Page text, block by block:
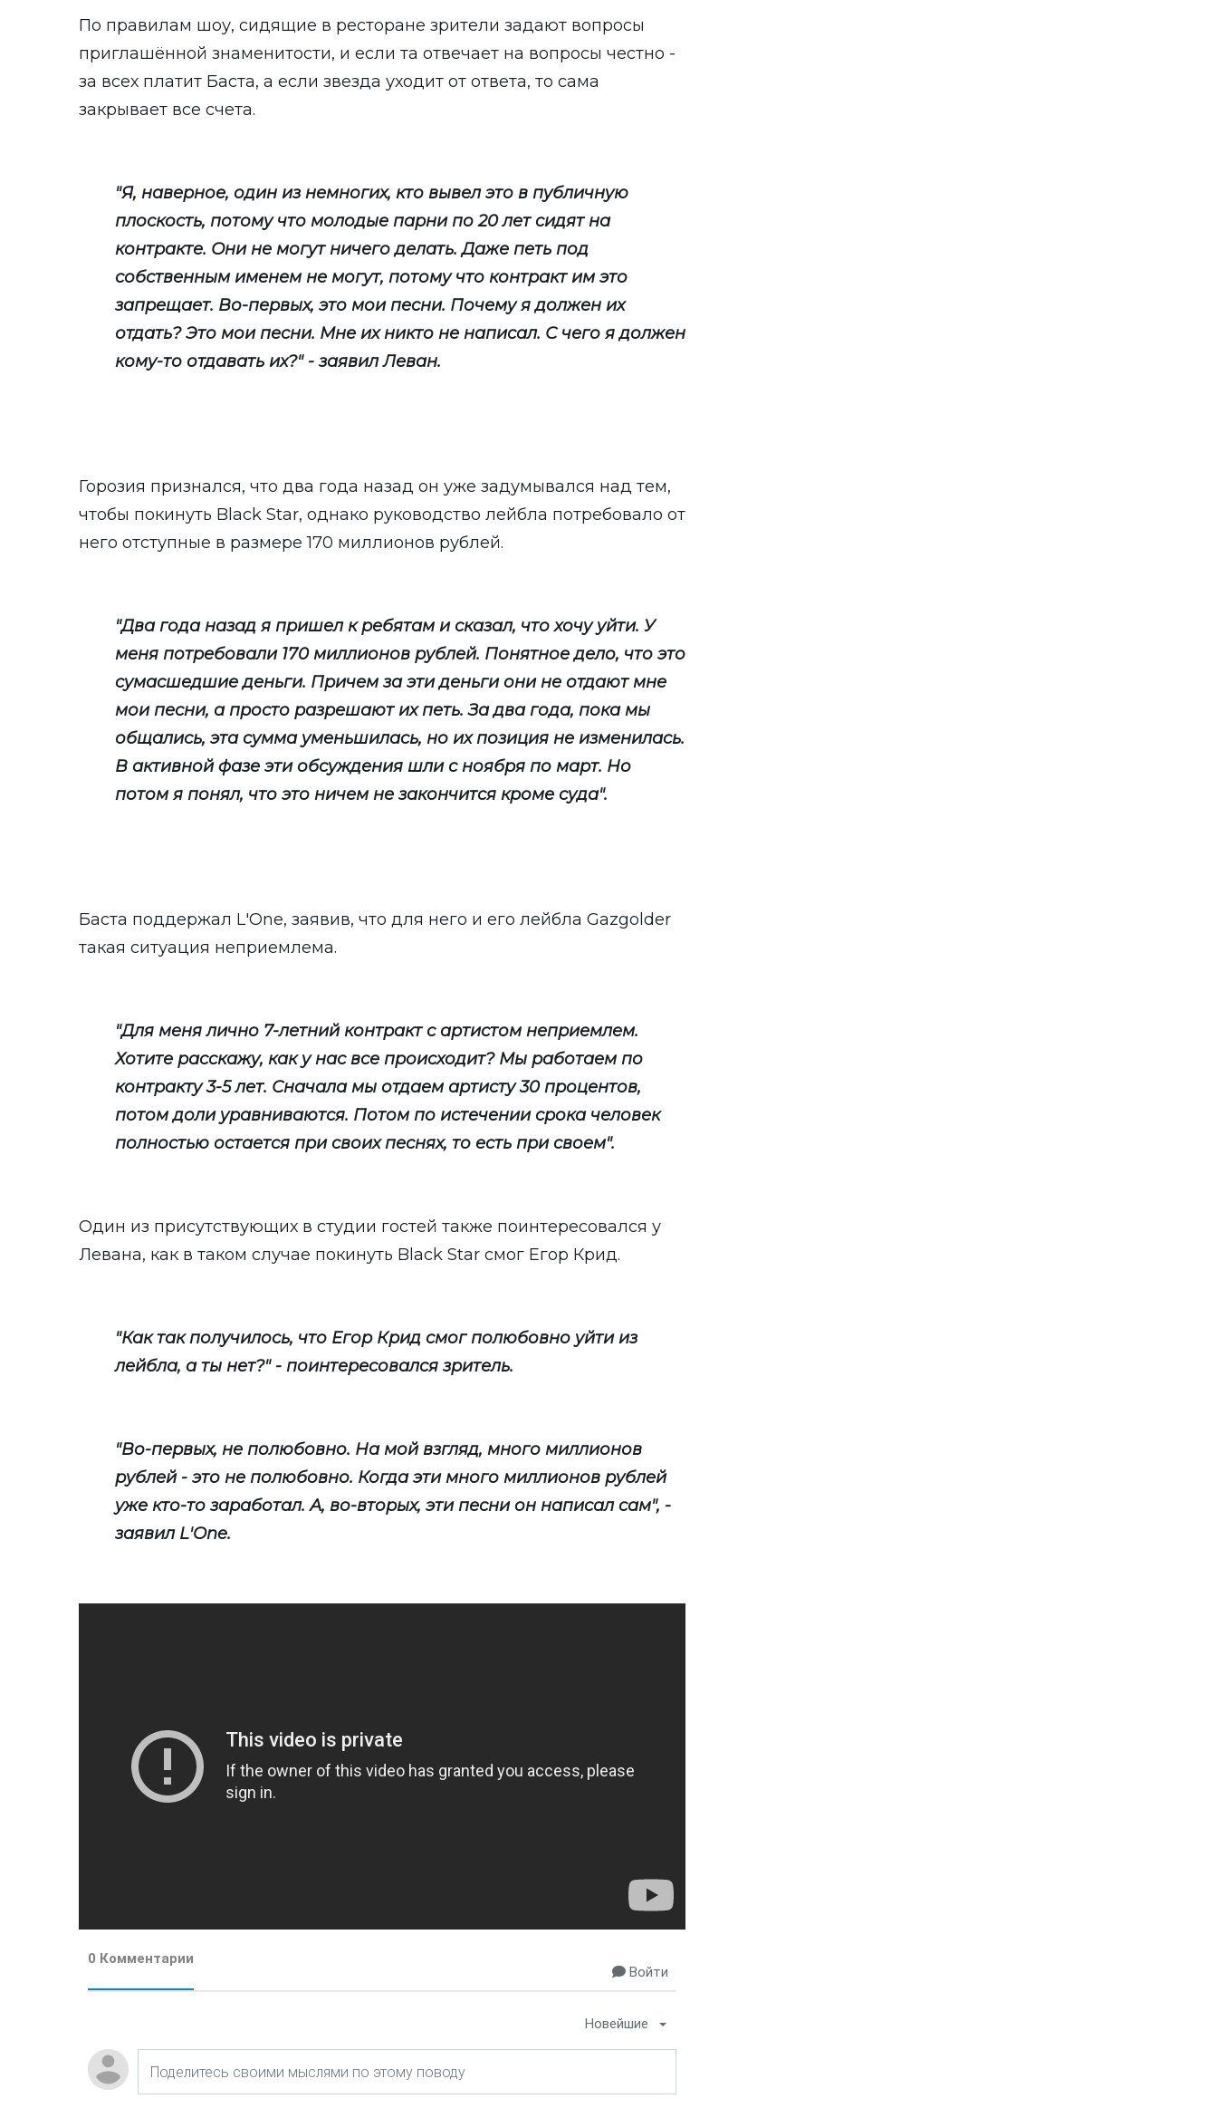
По правилам шоу, сидящие в ресторане зрители задают вопросы
приглашённой знаменитости, и если та отвечает на вопросы честно -
за всех платит Баста, а если звезда уходит от ответа, то сама
закрывает все счета.
"Я, наверное, один из немногих, кто вывел это в публичную
плоскость, потому что молодые парни по 20 лет сидят на
контракте. Они не могут ничего делать. Даже петь под
собственным именем не могут, потому что контракт им это
запрещает. Во-первых, это мои песни. Почему я должен их
отдать? Это мои песни. Мне их никто не написал. С чего я должен
кому-то отдавать их?" - заявил Леван.
Горозия признался, что два года назад он уже задумывался над тем,
чтобы покинуть Black Star, однако руководство лейбла потребовало от
него отступные в размере 170 миллионов рублей.
"Два года назад я пришел к ребятам и сказал, что хочу уйти. У
меня потребовали 170 миллионов рублей. Понятное дело, что это
сумасшедшие деньги. Причем за эти деньги они не отдают мне
мои песни, а просто разрешают их петь. За два года, пока мы
общались, эта сумма уменьшилась, но их позиция не изменилась.
В активной фазе эти обсуждения шли с ноября по март. Но
потом я понял, что это ничем не закончится кроме суда".
Баста поддержал L'One, заявив, что для него и его лейбла Gazgolder
такая ситуация неприемлема.
"Для меня лично 7-летний контракт с артистом неприемлем.
Хотите расскажу, как у нас все происходит? Мы работаем по
контракту 3-5 лет. Сначала мы отдаем артисту 30 процентов,
потом доли уравниваются. Потом по истечении срока человек
полностью остается при своих песнях, то есть при своем".
Один из присутствующих в студии гостей также поинтересовался у
Левана, как в таком случае покинуть Black Star смог Егор Крид.
"Как так получилось, что Егор Крид смог полюбовно уйти из
лейбла, а ты нет?" - поинтересовался зритель.
"Во-первых, не полюбовно. На мой взгляд, много миллионов
рублей - это не полюбовно. Когда эти много миллионов рублей
уже кто-то заработал. А, во-вторых, эти песни он написал сам", -
заявил L'One.
0 Комментарии
Войти
Новейшие